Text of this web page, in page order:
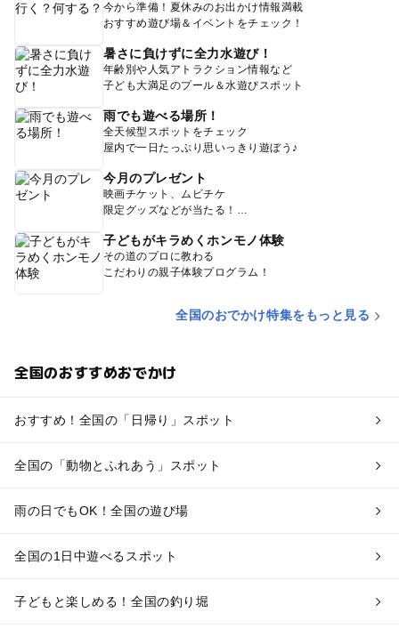
今から準備！夏休みのお出かけ情報満載
おすすめ遊び場＆イベントをチェック！
暑さに負けずに全力水遊び！
年齢別や人気アトラクション情報など
子ども大満足のプール＆水遊びスポット
雨でも遊べる場所！
全天候型スポットをチェック
屋内で一日たっぷり思いっきり遊ぼう♪
今月のプレゼント
映画チケット、ムビチケ
限定グッズなどが当たる！
子どもがキラめくホンモノ体験
その道のプロに教わる
こだわりの親子体験プログラム！
全国のおでかけ特集をもっと見る
全国のおすすめおでかけ
おすすめ！全国の「日帰り」スポット
全国の「動物とふれあう」スポット
雨の日でもOK！全国の遊び場
全国の1日中遊べるスポット
子どもと楽しめる！全国の釣り堀